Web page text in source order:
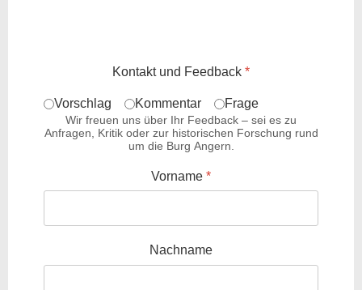
Kontakt und Feedback *
Vorschlag Kommentar Frage
Wir freuen uns über Ihr Feedback – sei es zu
Anfragen, Kritik oder zur historischen Forschung rund
um die Burg Angern.
Vorname *
Nachname